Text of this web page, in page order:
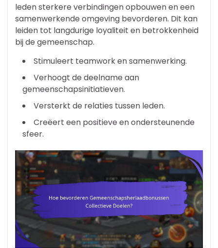
leden sterkere verbindingen opbouwen en een
samenwerkende omgeving bevorderen. Dit kan
leiden tot langdurige loyaliteit en betrokkenheid
bij de gemeenschap.
Stimuleert teamwork en samenwerking.
Verhoogt de deelname aan
gemeenschapsinitiatieven.
Versterkt de relaties tussen leden.
Creëert een positieve en ondersteunende
sfeer.